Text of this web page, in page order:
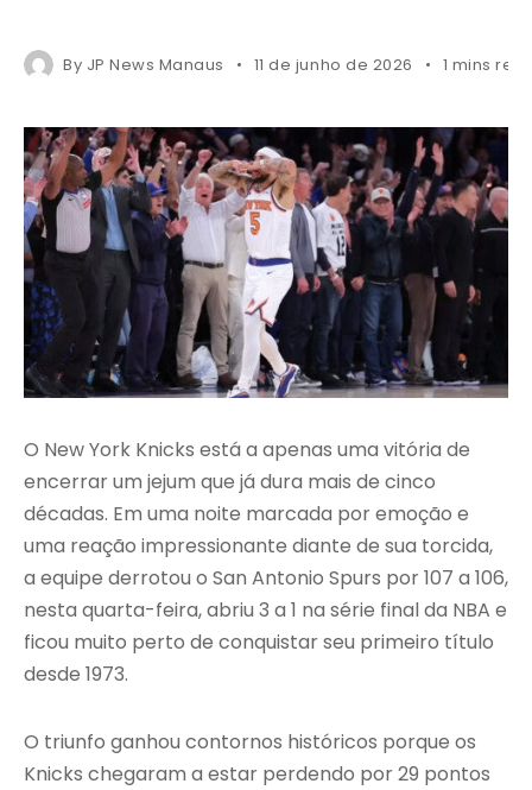
By JP News Manaus 11 de junho de 2026 1 mins
O New York Knicks está a apenas uma vitória de
encerrar um jejum que já dura mais de cinco
décadas. Em uma noite marcada por emoção e
uma reação impressionante diante de sua torcida,
a equipe derrotou o San Antonio Spurs por 107 a 106,
nesta quarta-feira, abriu 3 a 1 na série final da NBA e
ficou muito perto de conquistar seu primeiro título
desde 1973.
O triunfo ganhou contornos históricos porque os
Knicks chegaram a estar perdendo por 29 pontos